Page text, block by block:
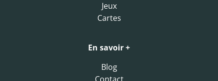
Jeux
Cartes
En savoir +
Blog